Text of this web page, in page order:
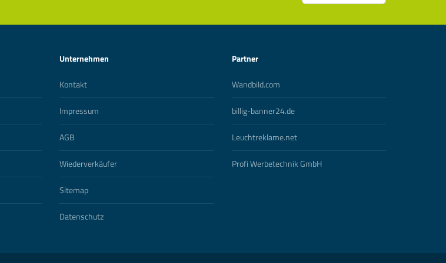
Unternehmen
Kontakt
Impressum
AGB
Wiederverkäufer
Sitemap
Datenschutz
Partner
Wandbild.com
billig-banner24.de
Leuchtreklame.net
Profi Werbetechnik GmbH